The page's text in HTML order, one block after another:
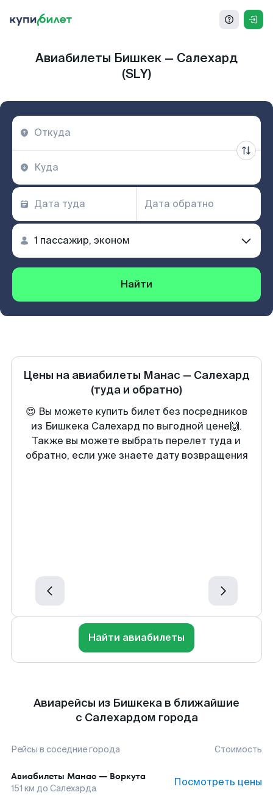
Авиабилеты Бишкек — Салехард
(SLY)
Найти
Цены на авиабилеты Манас — Салехард
(туда и обратно)
😍 Вы можете купить билет без посредников
из Бишкека Салехард по выгодной цене🙌.
Также вы можете выбрать перелет туда и
обратно, если уже знаете дату возвращения
Найти авиабилеты
Авиарейсы из Бишкека в ближайшие
с Салехардом города
Рейсы в соседние города Стоимость
Авиабилеты Манас — Воркута
151 км до Салехарда Посмотреть цены